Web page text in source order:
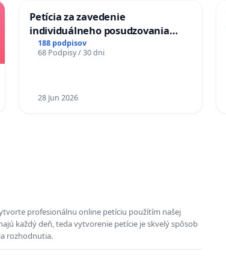
Petícia za zavedenie
individuálneho posudzovania
zdravotnej spôsobilosti osôb s
diabetom 1. a 2. typu pri prijímaní
188 podpisov
68 Podpisy / 30 dni
28 Jun 2026
profesionálnu online petíciu použítím našej
každý deň, teda vytvorenie petície je skvelý spôsob
rozhodnutia.